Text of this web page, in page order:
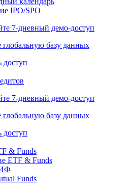
доступ
IPO/SPO
7-дневный
базу данных
доступ
7-дневный
базу данных